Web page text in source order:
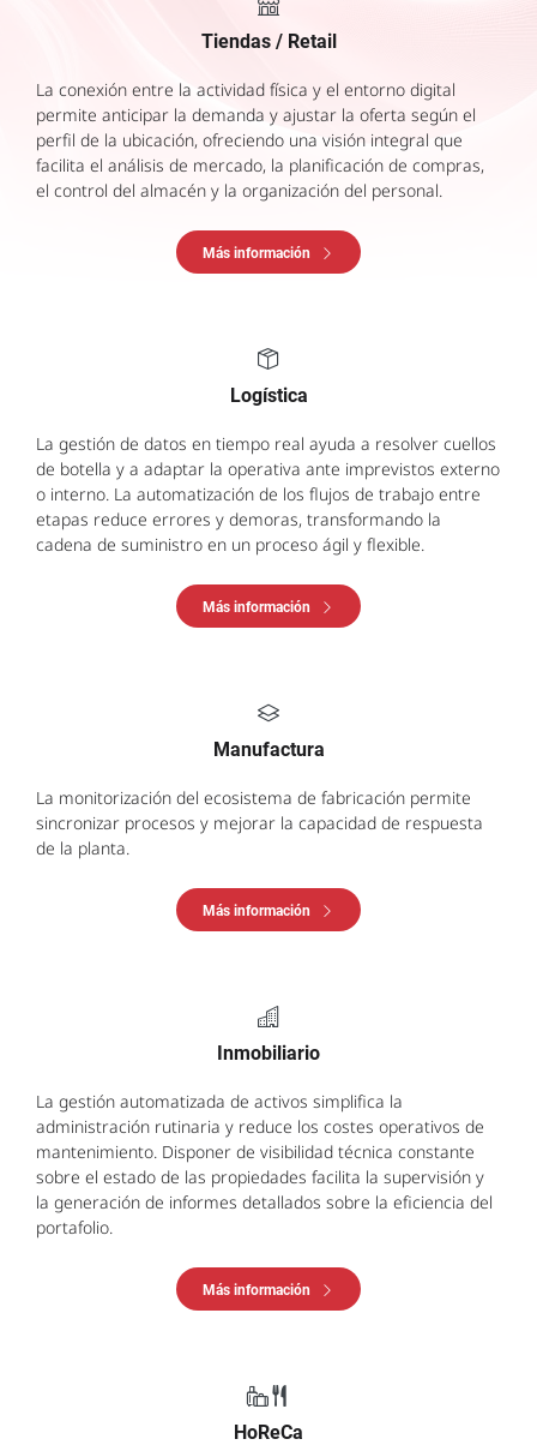
Tiendas / Retail
La conexión entre la actividad física y el entorno digital
permite anticipar la demanda y ajustar la oferta según el
perfil de la ubicación, ofreciendo una visión integral que
facilita el análisis de mercado, la planificación de compras,
el control del almacén y la organización del personal.
Más información
Logística
La gestión de datos en tiempo real ayuda a resolver cuellos
de botella y a adaptar la operativa ante imprevistos externo
o interno. La automatización de los flujos de trabajo entre
etapas reduce errores y demoras, transformando la
cadena de suministro en un proceso ágil y flexible.
Más información
Manufactura
La monitorización del ecosistema de fabricación permite
sincronizar procesos y mejorar la capacidad de respuesta
de la planta.
Más información
Inmobiliario
La gestión automatizada de activos simplifica la
administración rutinaria y reduce los costes operativos de
mantenimiento. Disponer de visibilidad técnica constante
sobre el estado de las propiedades facilita la supervisión y
la generación de informes detallados sobre la eficiencia del
portafolio.
Más información
HoReCa